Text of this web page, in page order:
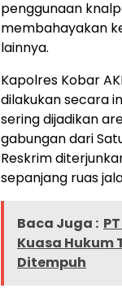
penggunaan
membahayakan
lainnya.
Kapolres Kobar
dilakukan secara
sering dijadikan
gabungan dari
Reskrim
sepanjang ruas
Baca Juga :
Kuasa Hukum
Ditempuh